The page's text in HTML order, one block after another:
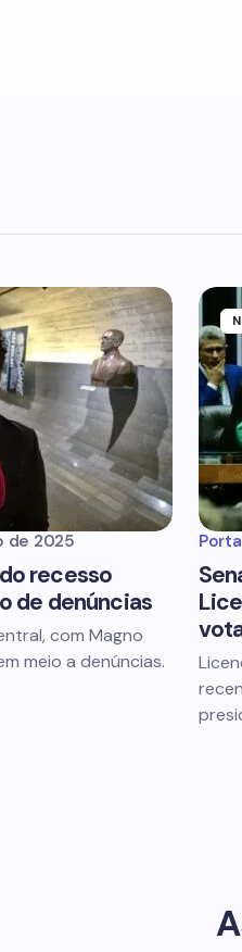
de 2025
recesso
de denúncias
com Magno
meio a denúncias.